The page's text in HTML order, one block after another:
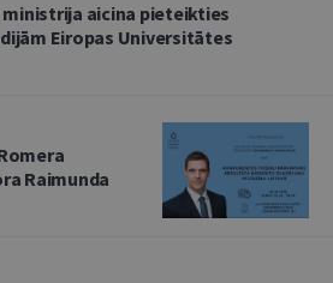
aicina pieteikties
Eiropas Universitātes
Raimunda